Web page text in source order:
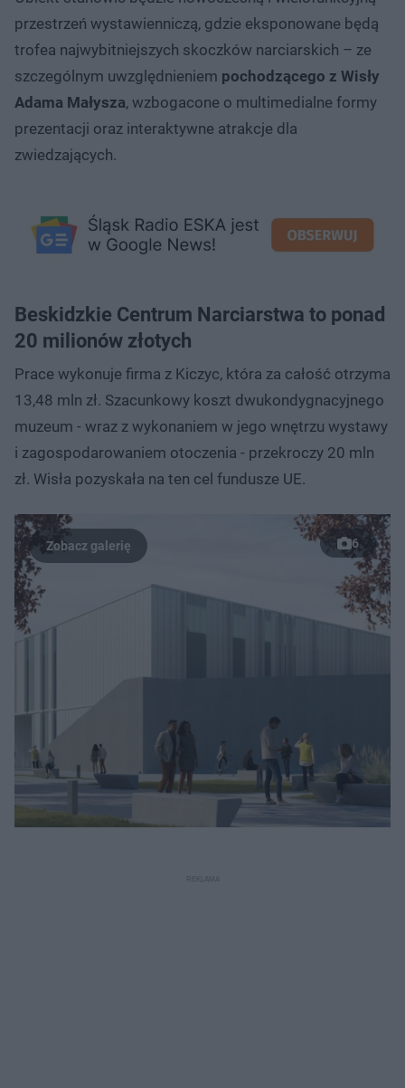
przestrzeń wystawienniczą, gdzie eksponowane będą
trofea najwybitniejszych skoczków narciarskich – ze
szczególnym uwzględnieniem pochodzącego z Wisły
Adama Małysza, wzbogacone o multimedialne formy
prezentacji oraz interaktywne atrakcje dla
zwiedzających.
Beskidzkie Centrum Narciarstwa to ponad
20 milionów złotych
Prace wykonuje firma z Kiczyc, która za całość otrzyma
13,48 mln zł. Szacunkowy koszt dwukondygnacyjnego
muzeum - wraz z wykonaniem w jego wnętrzu wystawy
i zagospodarowaniem otoczenia - przekroczy 20 mln
zł. Wisła pozyskała na ten cel fundusze UE.
6